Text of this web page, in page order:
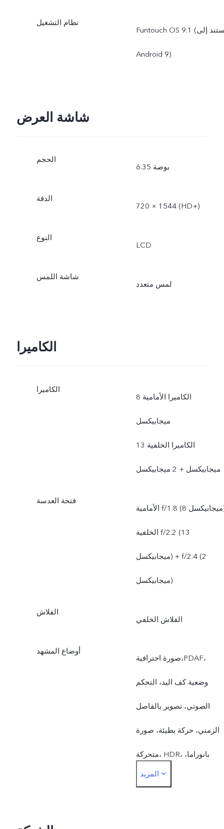
نظام التشغيل
Funtouch OS 9.1 (يستند إلى
Android 9)
شاشة العرض
الحجم
6.35 بوصة
الدقة
720 × 1544 (HD+)
النوع
LCD
شاشة اللمس
لمس متعدد
الكاميرا
الكاميرا
الكاميرا الأمامية 8
ميجابيكسل
الكاميرا الخلفية 13
ميجابيكسل + 2 ميجابيكسل
فتحة العدسة
الأمامية f/1.8 (8 ميجابيكسل)،
الخلفية f/2.2 (13
ميجابيكسل) + f/2.4 (2
ميجابيكسل)
الفلاش
الفلاش الخلفي
أوضاع المشهد
صورة احترافية،PDAF،
وضعية كف اليد، التحكم
الصوتي، تصوير بالفاصل
الزمني، حركة بطيئة، صورة
متحركة، HDR، بانوراما،
وضعية العزل( الكاميرا
المزيد